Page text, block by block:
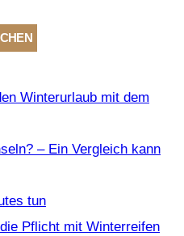
Winterurlaub mit dem
– Ein Vergleich kann
tun
Pflicht mit Winterreifen